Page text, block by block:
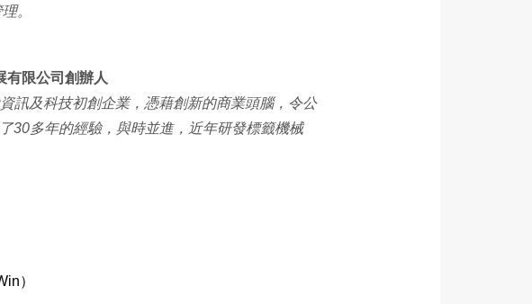
。
限公司創辦人
訊及科技初創企業，憑藉創新的商業頭腦，令公
30多年的經驗，與時並進，近年研發標籤機械
）